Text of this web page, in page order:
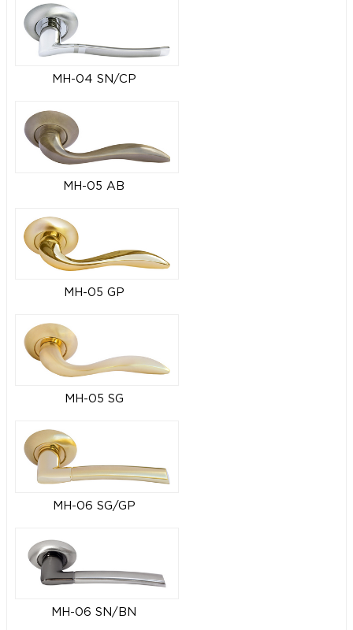
MH-04 SN/CP
MH-05 AB
MH-05 GP
MH-05 SG
MH-06 SG/GP
MH-06 SN/BN